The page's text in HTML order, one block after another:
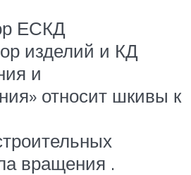
ЕСКД
изделий и КД
и
относит шкивы к
вращения .